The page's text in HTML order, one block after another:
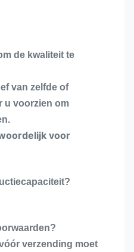
de kwaliteit te
van zelfde of
u voorzien om
voor
verzending moet